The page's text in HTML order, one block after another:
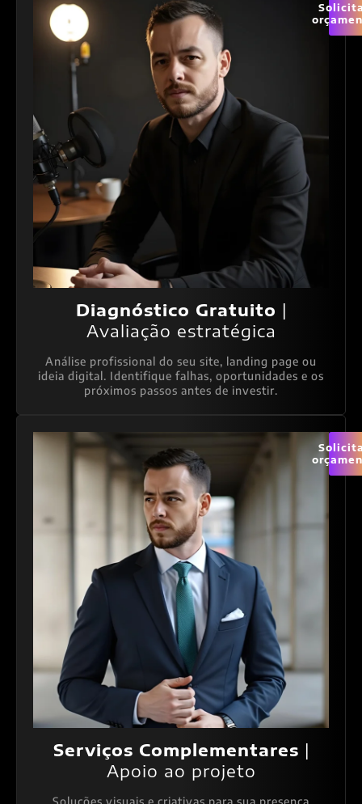
Diagnóstico Gratuito |
Avaliação estratégica
Análise profissional do seu site, landing page ou
ideia digital. Identifique falhas, oportunidades e os
próximos passos antes de investir.
Serviços Complementares |
Apoio ao projeto
Soluções visuais e criativas para sua presença